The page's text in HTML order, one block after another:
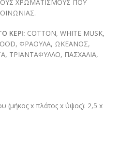
ΧΡΩΜΑΤΙΣΜΟΥΣ ΠΟΥ
ΚΕΡΙ: COTTON, WHITE MUSK,
ΦΡΑΟΥΛΑ, ΩΚΕΑΝΟΣ,
ΤΡΙΑΝΤΑΦΥΛΛΟ, ΠΑΣΧΑΛΙΑ,
(μήκος x πλάτος x ύψος): 2,5 x